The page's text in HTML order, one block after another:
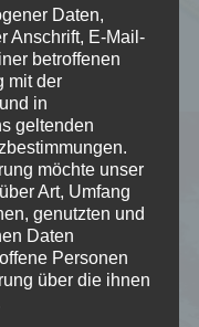
für den Inhalt
wird jedoch
für den Inhalt
die jeweiligen
von
verlinkten
den Inhalt dieser
in den
kann nicht
hat auch keine
fremder
zeichnet daher
verantwortlich.
Daten,
Anschrift, E-Mail-
betroffenen
mit der
in
geltenden
möchte unser
Art, Umfang
genutzten und
Daten
Personen
über die ihnen